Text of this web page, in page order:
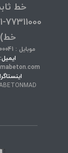
خط
خط)
موبایل : 09125000041
ایمیل: